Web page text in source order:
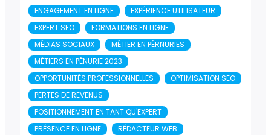
ENGAGEMENT EN LIGNE
EXPÉRIENCE UTILISATEUR
EXPERT SEO
FORMATIONS EN LIGNE
MÉDIAS SOCIAUX
MÉTIER EN PÉRNURIES
MÉTIERS EN PÉNURIE 2023
OPPORTUNITÉS PROFESSIONNELLES
OPTIMISATION SEO
PERTES DE REVENUS
POSITIONNEMENT EN TANT QU'EXPERT
PRÉSENCE EN LIGNE
RÉDACTEUR WEB